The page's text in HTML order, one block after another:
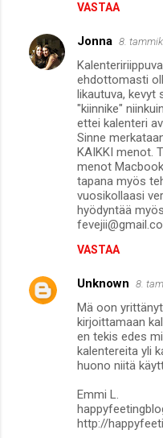
VASTAA
Jonna 8.
ehdottomasti
likautuva, kevyt
"kiinnike"
ettei kalenteri
Sinne
KAIKKI menot.
menot
tapana myös
vuosikollaasi
hyödyntää
VASTAA
Unknown 8.
Mä oon
kirjoittamaan
en tekis edes
kalentereita yli
huono niitä
Emmi L.
http://